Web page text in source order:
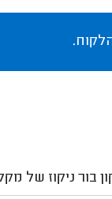
בור ניקוז של